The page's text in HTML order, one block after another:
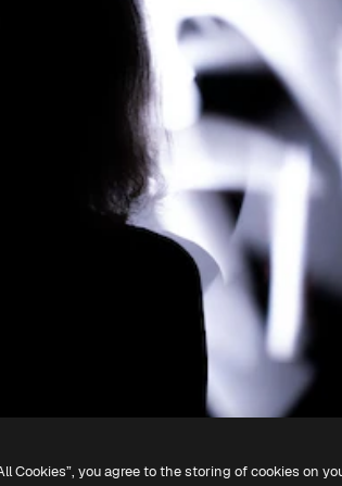
Cookies”, you agree to the storing of cookies on